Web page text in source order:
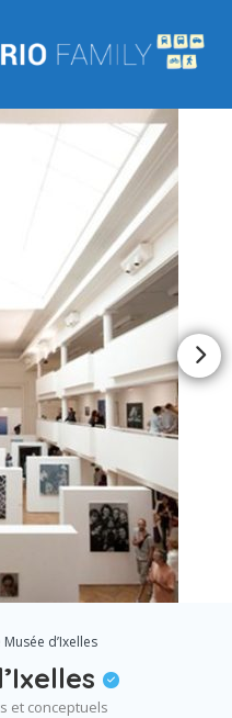
Musée d’Ixelles
et conceptuels